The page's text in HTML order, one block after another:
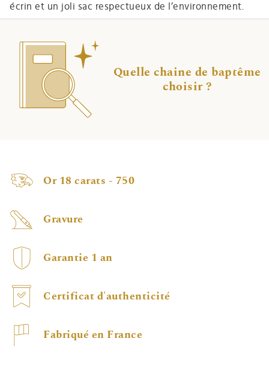
écrin et un joli sac respectueux de l’environnement.
Quelle chaine de baptême
choisir ?
Or 18 carats - 750
Gravure
Garantie 1 an
Certificat d'authenticité
Fabriqué en France